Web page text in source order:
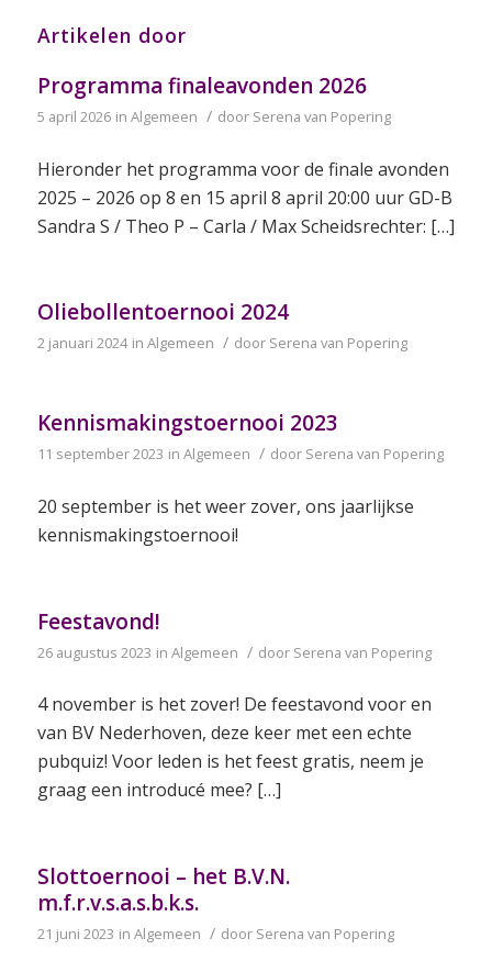
Artikelen door
Programma finaleavonden 2026
5 april 2026 in Algemeen / door Serena van Popering
Hieronder het programma voor de finale avonden
2025 – 2026 op 8 en 15 april 8 april 20:00 uur GD-B
Sandra S / Theo P – Carla / Max Scheidsrechter: […]
Oliebollentoernooi 2024
2 januari 2024 in Algemeen / door Serena van Popering
Kennismakingstoernooi 2023
11 september 2023 in Algemeen / door Serena van Popering
20 september is het weer zover, ons jaarlijkse
kennismakingstoernooi!
Feestavond!
26 augustus 2023 in Algemeen / door Serena van Popering
4 november is het zover! De feestavond voor en
van BV Nederhoven, deze keer met een echte
pubquiz! Voor leden is het feest gratis, neem je
graag een introducé mee? […]
Slottoernooi – het B.V.N.
m.f.r.v.s.a.s.b.k.s.
21 juni 2023 in Algemeen / door Serena van Popering